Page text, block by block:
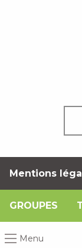
Menu
Mentions
GROUPES